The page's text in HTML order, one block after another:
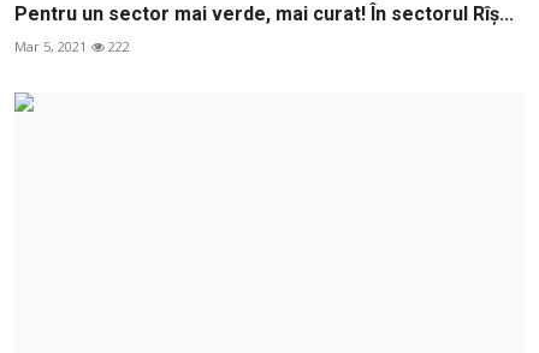
Pentru un sector mai verde, mai curat! În sectorul Rîș...
Mar 5, 2021 222